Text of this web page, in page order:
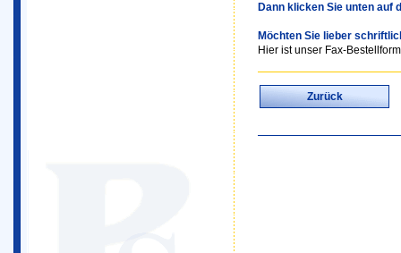
Dann klicken Sie unten auf
Möchten Sie lieber
Hier ist unser Fax-
Zurück